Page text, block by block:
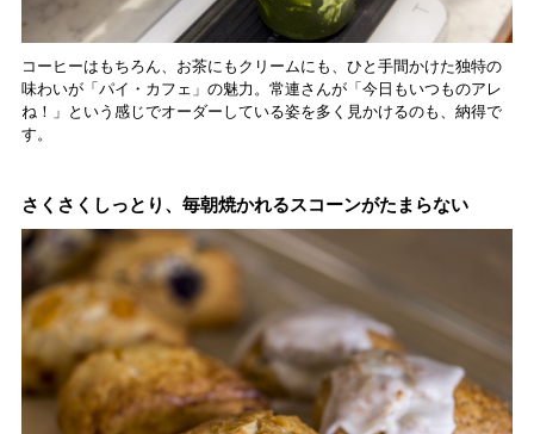
コーヒーはもちろん、お茶にもクリームにも、ひと手間かけた独特の
味わいが「パイ・カフェ」の魅力。常連さんが「今日もいつものアレ
ね！」という感じでオーダーしている姿を多く見かけるのも、納得で
す。
さくさくしっとり、毎朝焼かれるスコーンがたまらない